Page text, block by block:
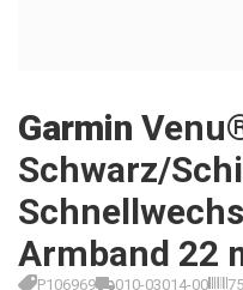
Garmin
Schwarz/
Armband 22
P106969 010-03014-00